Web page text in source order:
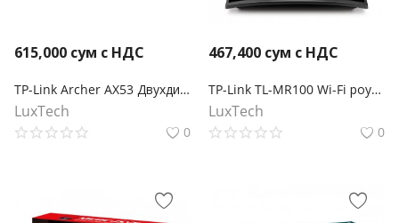
615,000 сум с НДС
TP-Link Archer AX53 Двухдиапазонный гигабитный Wi‑Fi роутер AX3000 с поддержкой Mesh
LuxTech
0
467,400 сум с НДС
TP-Link TL-MR100 Wi-Fi роутер N300 с поддержкой 4G LTE
LuxTech
0